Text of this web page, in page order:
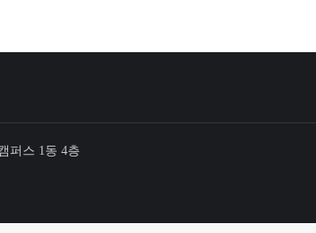
퍼스 1동 4층